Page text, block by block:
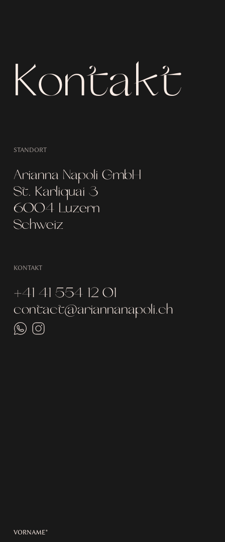
Kontakt
STANDORT
Arianna Napoli GmbH
St. Karliquai 3
6004 Luzern
Schweiz
KONTAKT
+41 41 554 12 01
contact@ariannanapoli.ch
VORNAME*